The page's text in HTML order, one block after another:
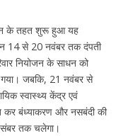
के तहत शुरू हुआ यह
14 से 20 नवंबर तक दंपती
नियोजन के साधन को
जबकि, 21 नवंबर से
स्वास्थ्य केंद्र एवं
कर बंध्याकरण और नसबंदी की
तक चलेगा।